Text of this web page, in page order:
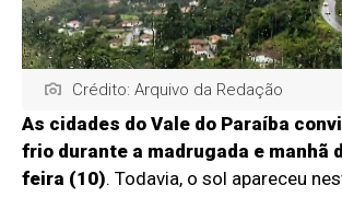
Crédito: Arquivo da Redação
As cidades do Vale do Paraíba
frio durante a madrugada e manhã
feira (10). Todavia, o sol apareceu